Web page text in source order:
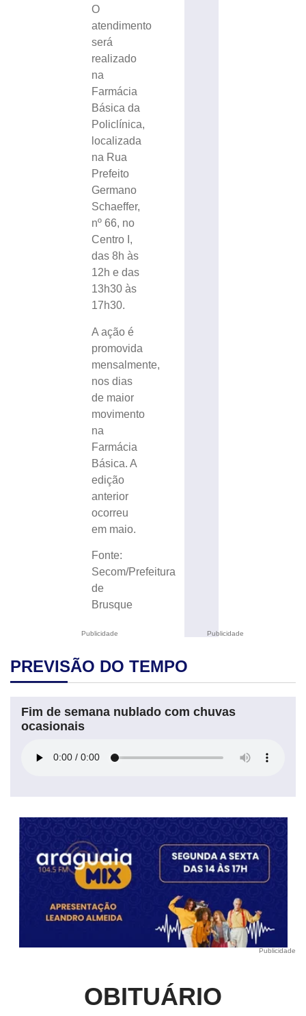
Publicidade
O
atendimento
será
realizado
na
Farmácia
Básica da
Policlínica,
localizada
na Rua
Prefeito
Germano
Schaeffer,
nº 66, no
Centro I,
das 8h às
12h e das
13h30 às
17h30.
A ação é
promovida
mensalmente,
nos dias
de maior
movimento
na
Farmácia
Básica. A
edição
anterior
ocorreu
em maio.
Fonte:
Secom/Prefeitura
de
Brusque
Publicidade
PREVISÃO DO TEMPO
Fim de semana nublado com chuvas
ocasionais
Publicidade
OBITUÁRIO